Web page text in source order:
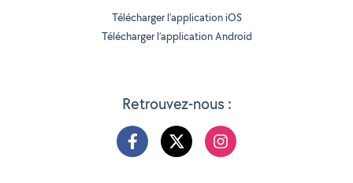
Retrouvez-nous :
Télécharger l’application iOS
Télécharger l’application Android